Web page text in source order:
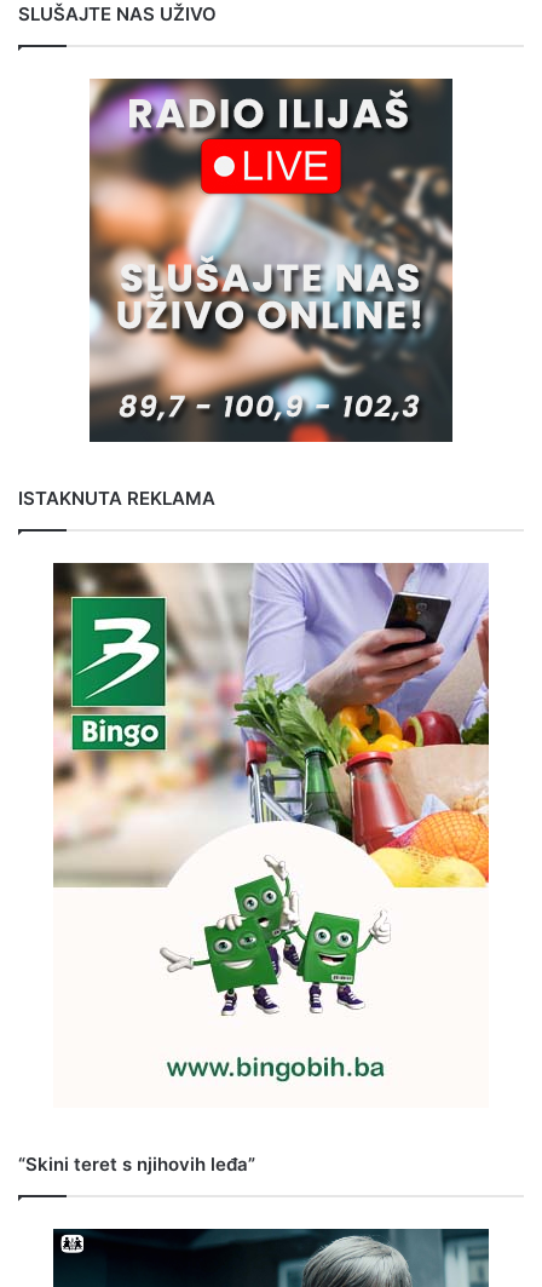
SLUŠAJTE NAS UŽIVO
ISTAKNUTA REKLAMA
“Skini teret s njihovih leđa”